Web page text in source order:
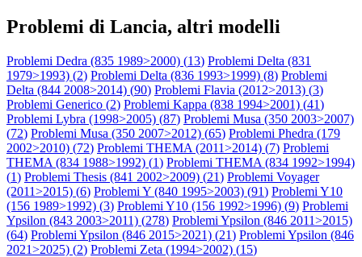
Problemi di Lancia, altri modelli
Problemi Dedra (835 1989>2000) (13) Problemi Delta (831
1979>1993) (2) Problemi Delta (836 1993>1999) (8) Problemi
Delta (844 2008>2014) (90) Problemi Flavia (2012>2013) (3)
Problemi Generico (2) Problemi Kappa (838 1994>2001) (41)
Problemi Lybra (1998>2005) (87) Problemi Musa (350 2003>2007)
(72) Problemi Musa (350 2007>2012) (65) Problemi Phedra (179
2002>2010) (72) Problemi THEMA (2011>2014) (7) Problemi
THEMA (834 1988>1992) (1) Problemi THEMA (834 1992>1994)
(1) Problemi Thesis (841 2002>2009) (21) Problemi Voyager
(2011>2015) (6) Problemi Y (840 1995>2003) (91) Problemi Y10
(156 1989>1992) (3) Problemi Y10 (156 1992>1996) (9) Problemi
Ypsilon (843 2003>2011) (278) Problemi Ypsilon (846 2011>2015)
(64) Problemi Ypsilon (846 2015>2021) (21) Problemi Ypsilon (846
2021>2025) (2) Problemi Zeta (1994>2002) (15)